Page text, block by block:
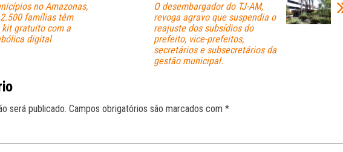
no Amazonas,
famílias têm
gratuito com a
digital
O desembargador do TJ-AM,
revoga agravo que suspendia o
reajuste dos subsídios do
prefeito, vice-prefeitos,
secretários e subsecretários da
gestão municipal.
será publicado. Campos obrigatórios são marcados com *